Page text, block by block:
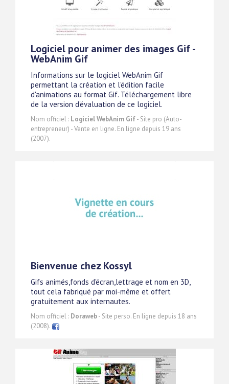
Logiciel pour animer des images Gif -
WebAnim Gif
Informations sur le logiciel WebAnim Gif
permettant la création et l'édition facile
d'animations au format Gif. Téléchargement libre
de la version d'évaluation de ce logiciel.
Nom officiel : Logiciel WebAnim Gif- Site pro (Auto-
entrepreneur) - Vente en ligne. En ligne depuis 19 ans
(2007).
Bienvenue chez Kossyl
Gifs animés,fonds d'écran,lettrage et nom en 3D,
tout cela fabriqué par moi-même et offert
gratuitement aux internautes.
Nom officiel : Doraweb- Site perso. En ligne depuis 18 ans
(2008).